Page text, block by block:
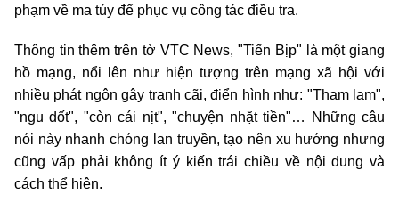
phạm về ma túy để phục vụ công tác điều tra.
Thông tin thêm trên tờ VTC News, "Tiến Bịp" là một giang
hồ mạng, nổi lên như hiện tượng trên mạng xã hội với
nhiều phát ngôn gây tranh cãi, điển hình như: "Tham lam",
"ngu dốt", "còn cái nịt", "chuyện nhặt tiền"… Những câu
nói này nhanh chóng lan truyền, tạo nên xu hướng nhưng
cũng vấp phải không ít ý kiến trái chiều về nội dung và
cách thể hiện.